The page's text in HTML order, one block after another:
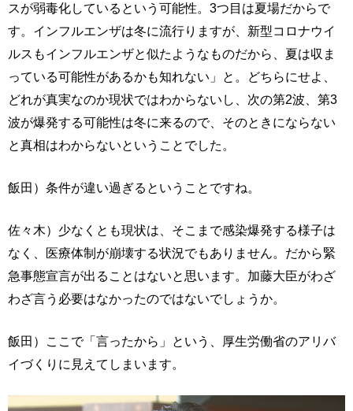
スが弱毒化しているという可能性。3つ目は夏場だからで
す。インフルエンザは冬に流行りますが、新型コロナウイ
ルスもインフルエンザと似たようなものだから、夏は収ま
っている可能性があるかも知れない」と。どちらにせよ、
どれが真実なのか現状ではわからないし、次の第2波、第3
波が爆発する可能性は冬に来るので、そのときにならない
と真相はわからないということでした。
飯田）条件が違い過ぎるということですね。
佐々木）少なくとも現状は、そこまで感染爆発する様子は
なく、医療体制が崩壊する状況でもありません。だから緊
急事態宣言が出ることはないと思います。加藤大臣がわざ
わざ言う必要はなかったのではないでしょうか。
飯田）ここで「言ったから」という、厚生労働省のアリバ
イづくりに見えてしまいます。